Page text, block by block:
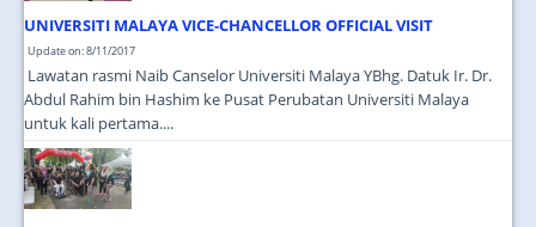
UNIVERSITI MALAYA VICE-CHANCELLOR OFFICIAL VISIT
Update on: 8/11/2017
Lawatan rasmi Naib Canselor Universiti Malaya YBhg. Datuk Ir. Dr.
Abdul Rahim bin Hashim ke Pusat Perubatan Universiti Malaya
untuk kali pertama....